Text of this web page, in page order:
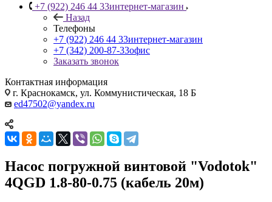
+7 (922) 246 44 33интернет-магазин
Назад
Телефоны
+7 (922) 246 44 33интернет-магазин
+7 (342) 200-87-33офис
Заказать звонок
Контактная информация
г. Краснокамск, ул. Коммунистическая, 18 Б
ed47502@yandex.ru
Насос погружной винтовой "Vodotok"
4QGD 1.8-80-0.75 (кабель 20м)